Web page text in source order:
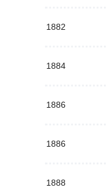
1882
1884
1886
1886
1888